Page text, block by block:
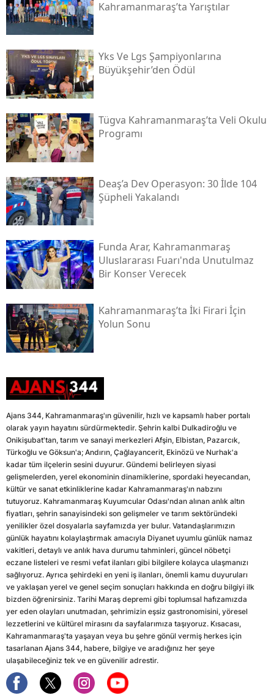
Kahramanmaraş’ta Yarıştılar
Yks Ve Lgs Şampiyonlarına
Büyükşehir’den Ödül
Tügva Kahramanmaraş’ta Veli Okulu
Programı
Deaş’a Dev Operasyon: 30 İlde 104
Şüpheli Yakalandı
Funda Arar, Kahramanmaraş
Uluslararası Fuarı'nda Unutulmaz
Bir Konser Verecek
Kahramanmaraş’ta İki Firari İçin
Yolun Sonu
Ajans 344, Kahramanmaraş'ın güvenilir, hızlı ve kapsamlı haber portalı
olarak yayın hayatını sürdürmektedir. Şehrin kalbi Dulkadiroğlu ve
Onikişubat'tan, tarım ve sanayi merkezleri Afşin, Elbistan, Pazarcık,
Türkoğlu ve Göksun'a; Andırın, Çağlayancerit, Ekinözü ve Nurhak'a
kadar tüm ilçelerin sesini duyurur. Gündemi belirleyen siyasi
gelişmelerden, yerel ekonominin dinamiklerine, spordaki heyecandan,
kültür ve sanat etkinliklerine kadar Kahramanmaraş'ın nabzını
tutuyoruz. Kahramanmaraş Kuyumcular Odası'ndan alınan anlık altın
fiyatları, şehrin sanayisindeki son gelişmeler ve tarım sektöründeki
yenilikler özel dosyalarla sayfamızda yer bulur. Vatandaşlarımızın
günlük hayatını kolaylaştırmak amacıyla Diyanet uyumlu günlük namaz
vakitleri, detaylı ve anlık hava durumu tahminleri, güncel nöbetçi
eczane listeleri ve resmi vefat ilanları gibi bilgilere kolayca ulaşmanızı
sağlıyoruz. Ayrıca şehirdeki en yeni iş ilanları, önemli kamu duyuruları
ve yaklaşan yerel ve genel seçim sonuçları hakkında en doğru bilgiyi ilk
bizden öğrenirsiniz. Tarihi Maraş depremi gibi toplumsal hafızamızda
yer eden olayları unutmadan, şehrimizin eşsiz gastronomisini, yöresel
lezzetlerini ve kültürel mirasını da sayfalarımıza taşıyoruz. Kısacası,
Kahramanmaraş'ta yaşayan veya bu şehre gönül vermiş herkes için
tasarlanan Ajans 344, habere, bilgiye ve aradığınız her şeye
ulaşabileceğiniz tek ve en güvenilir adrestir.